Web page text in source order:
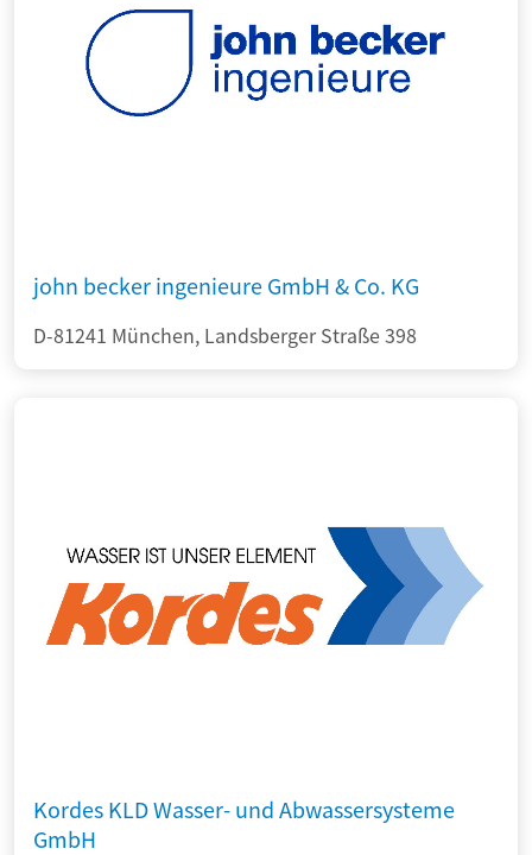
john becker ingenieure GmbH & Co. KG
D-81241 München, Landsberger Straße 398
Kordes KLD Wasser- und Abwassersysteme
GmbH